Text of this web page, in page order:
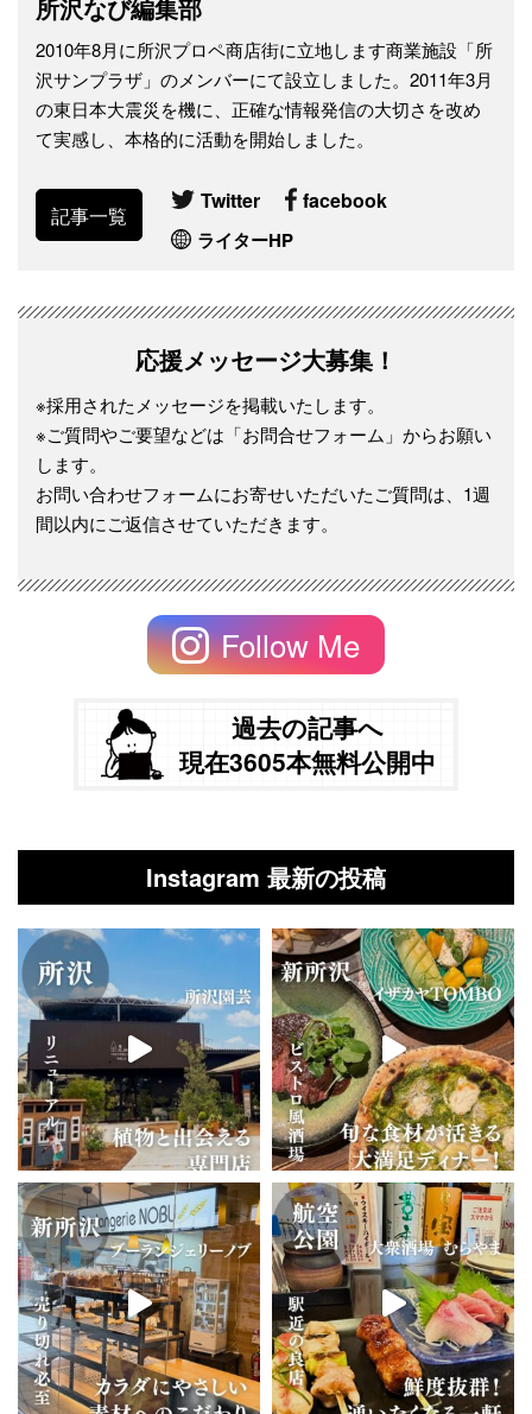
所沢なび編集部
2010年8月に所沢プロペ商店街に立地します商業施設「所
沢サンプラザ」のメンバーにて設立しました。2011年3月
の東日本大震災を機に、正確な情報発信の大切さを改め
て実感し、本格的に活動を開始しました。
記事一覧
Twitter facebook
ライターHP
応援メッセージ大募集！
※採用されたメッセージを掲載いたします。
※ご質問やご要望などは「お問合せフォーム」からお願い
します。
お問い合わせフォームにお寄せいただいたご質問は、1週
間以内にご返信させていただきます。
Follow Me
過去の記事へ
現在3605本無料公開中
Instagram 最新の投稿